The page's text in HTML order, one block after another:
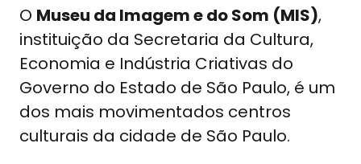
O Museu da Imagem e do Som (MIS),
instituição da Secretaria da Cultura,
Economia e Indústria Criativas do
Governo do Estado de São Paulo, é um
dos mais movimentados centros
culturais da cidade de São Paulo.